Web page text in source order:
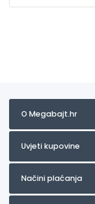
O Megabajt.hr
Uvjeti kupovine
Načini plaćanja